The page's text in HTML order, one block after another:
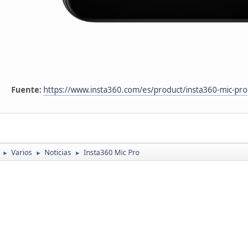
Fuente: https://www.insta360.com/es/product/insta360-mic-pro
► Varios ► Noticias ► Insta360 Mic Pro